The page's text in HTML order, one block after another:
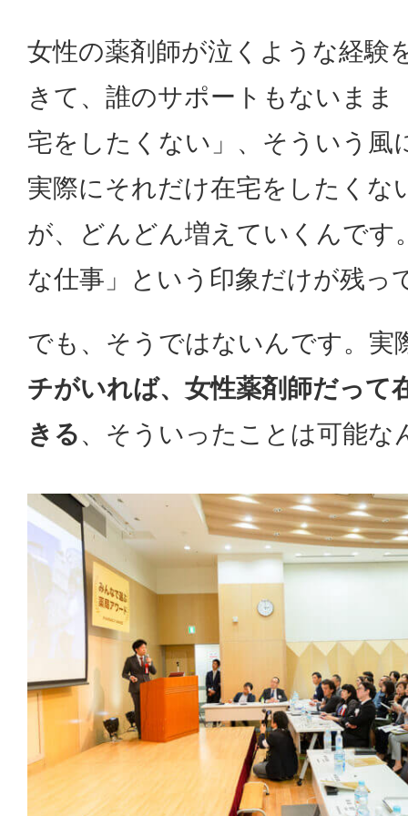
女性の薬剤師が泣くような経験
きて、誰のサポートもないまま
宅をしたくない」、そういう風
実際にそれだけ在宅をしたくな
が、どんどん増えていくんです
な仕事」という印象だけが残っ
でも、そうではないんです。実
チがいれば、女性薬剤師だって
きる、そういったことは可能な